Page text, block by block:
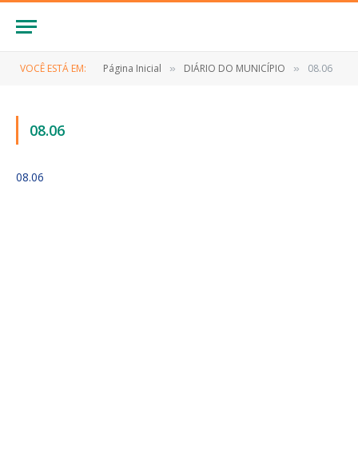
VOCÊ ESTÁ EM: Página Inicial » DIÁRIO DO MUNICÍPIO » 08.06
08.06
08.06